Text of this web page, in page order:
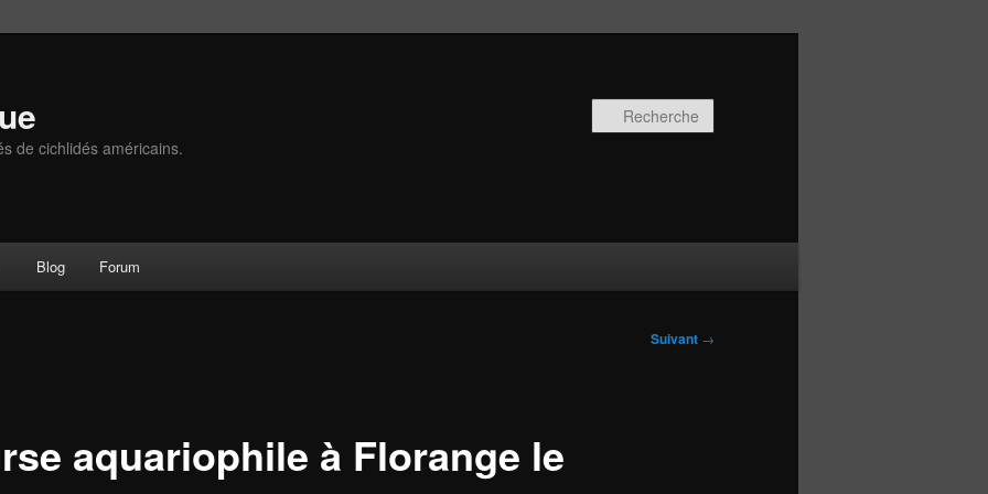
de cichlidés américains.
Blog Forum
Suivant →
aquariophile à Florange le